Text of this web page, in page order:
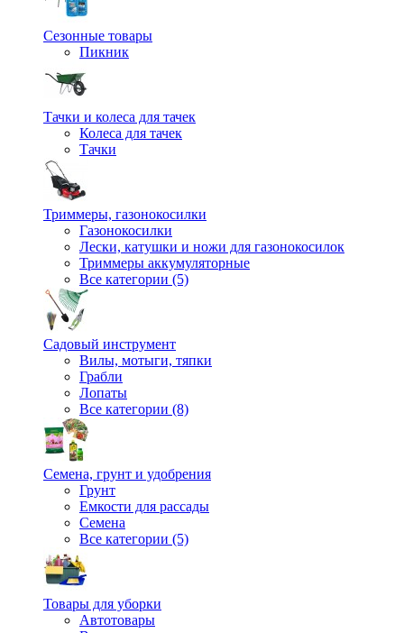
Сезонные товары
Пикник
Тачки и колеса для тачек
Колеса для тачек
Тачки
Триммеры, газонокосилки
Газонокосилки
Лески, катушки и ножи для газонокосилок
Триммеры аккумуляторные
Все категории (5)
Садовый инструмент
Вилы, мотыги, тяпки
Грабли
Лопаты
Все категории (8)
Семена, грунт и удобрения
Грунт
Емкости для рассады
Семена
Все категории (5)
Товары для уборки
Автотовары